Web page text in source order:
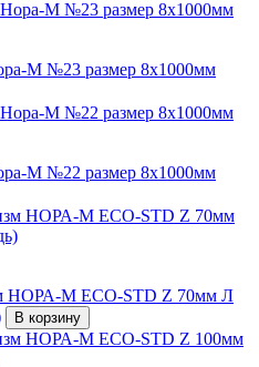
М №23 размер 8х1000мм
М №22 размер 8х1000мм
НОРА-М ЕСО-STD Z 70мм Л
В корзину